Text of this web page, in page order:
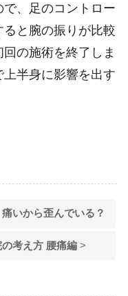
、足のコントロー
と腕の振りが比較
の施術を終了しま
半身に影響を出す
いから歪んでいる？
考え方 腰痛編>